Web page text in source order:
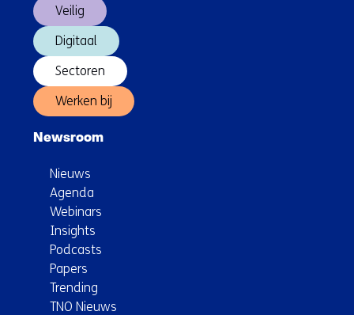
Veilig
Digitaal
Sectoren
Werken bij
Newsroom
Nieuws
Agenda
Webinars
Insights
Podcasts
Papers
Trending
TNO Nieuws